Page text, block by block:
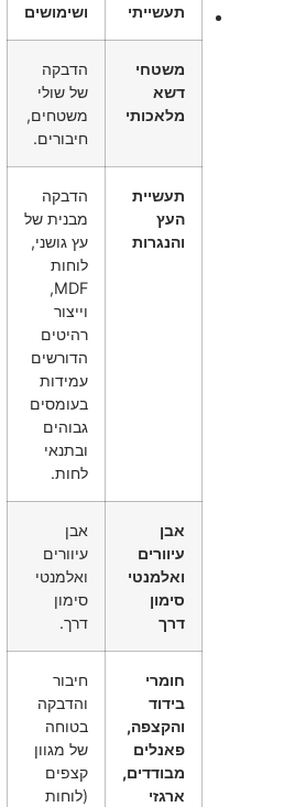
תעשייתי
ושימושים
משטחי
דשא
מלאכותי
הדבקה
של שולי
משטחים,
חיבורים.
תעשיית
העץ
והנגרות
הדבקה
מבנית של
עץ גושני,
לוחות
MDF,
וייצור
רהיטים
הדורשים
עמידות
בעומסים
גבוהים
ובתנאי
לחות.
אבן
עיוורים
ואלמנטי
סימון
דרך
אבן
עיוורים
ואלמנטי
סימון
דרך.
חומרי
בידוד
והקצפה,
פאנלים
מבודדים,
ארגזי
חיבור
והדבקה
בטוחה
של מגוון
קצפים
(לוחות